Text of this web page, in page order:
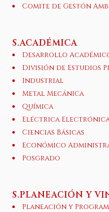
Comite de Gestón
S.ACADÉMICA
Desarrollo
División de Estudios
Industrial
Metal Mecánica
Química
Eléctrica
Ciencias Básicas
Económico
Posgrado
S.PLANEACIÓN Y
Planeación y